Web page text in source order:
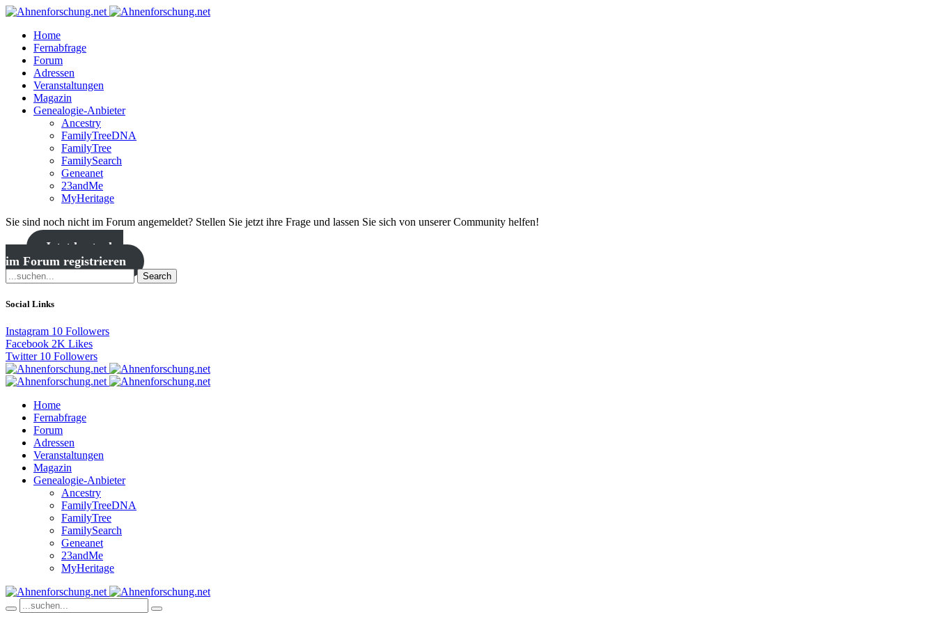
Home
Fernabfrage
Forum
Adressen
Veranstaltungen
Magazin
Genealogie-Anbieter
Ancestry
FamilyTreeDNA
FamilyTree
FamilySearch
Geneanet
23andMe
MyHeritage
Sie sind noch nicht im Forum angemeldet? Stellen Sie jetzt ihre Frage und lassen Sie sich von unserer Community helfen!
Jetzt kostenlos
im Forum registrieren
Search
Social Links
Instagram 10 Followers
Facebook 2K Likes
Twitter 10 Followers
Home
Fernabfrage
Forum
Adressen
Veranstaltungen
Magazin
Genealogie-Anbieter
Ancestry
FamilyTreeDNA
FamilyTree
FamilySearch
Geneanet
23andMe
MyHeritage